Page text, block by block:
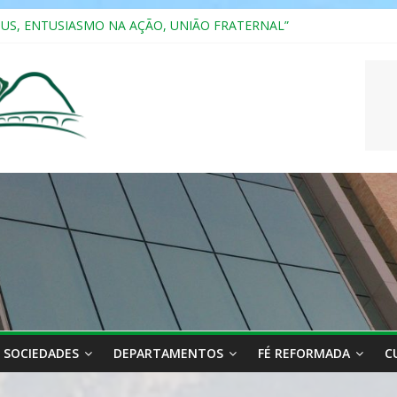
ENTUSIASMO NA AÇÃO, UNIÃO FRATERNAL”
Ensino e Relacionamento com Pessoas Atípicas
SOCIEDADES DEPARTAMENTOS FÉ REFORMADA